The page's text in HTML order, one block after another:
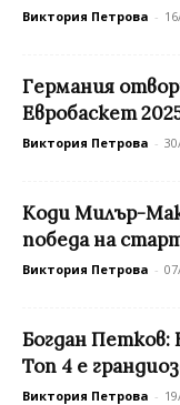
Виктория Петрова -
Германия
Евробаскет
Виктория Петрова -
Коди Милър-
победа на
Виктория Петрова -
Богдан Петков:
Топ 4 е
Виктория Петрова -